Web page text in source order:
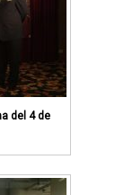
del 4 de